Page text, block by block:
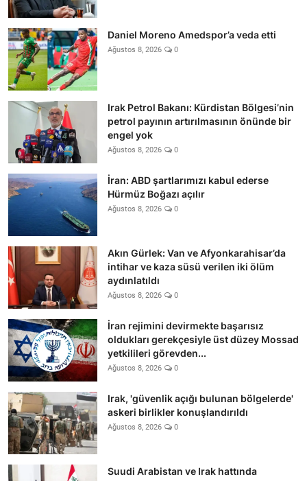
Daniel Moreno Amedspor’a veda etti
Ağustos 8, 2026 0
Irak Petrol Bakanı: Kürdistan Bölgesi’nin
petrol payının artırılmasının önünde bir
engel yok
Ağustos 8, 2026 0
İran: ABD şartlarımızı kabul ederse
Hürmüz Boğazı açılır
Ağustos 8, 2026 0
Akın Gürlek: Van ve Afyonkarahisar’da
intihar ve kaza süsü verilen iki ölüm
aydınlatıldı
Ağustos 8, 2026 0
İran rejimini devirmekte başarısız
oldukları gerekçesiyle üst düzey Mossad
yetkilileri görevden...
Ağustos 8, 2026 0
Irak, 'güvenlik açığı bulunan bölgelerde'
askeri birlikler konuşlandırıldı
Ağustos 8, 2026 0
Suudi Arabistan ve Irak hattında